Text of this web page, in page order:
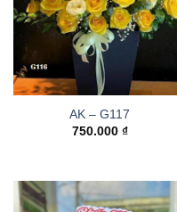
AK – G117
750.000 ₫